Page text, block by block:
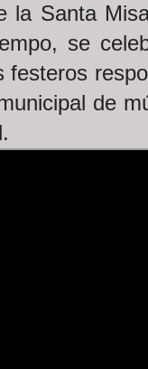
la Santa
se
festeros
de